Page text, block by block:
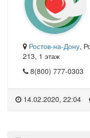
Ростов-на-Дону,
213, 1 этаж
8(800) 777-0303
14.02.2020, 22:04